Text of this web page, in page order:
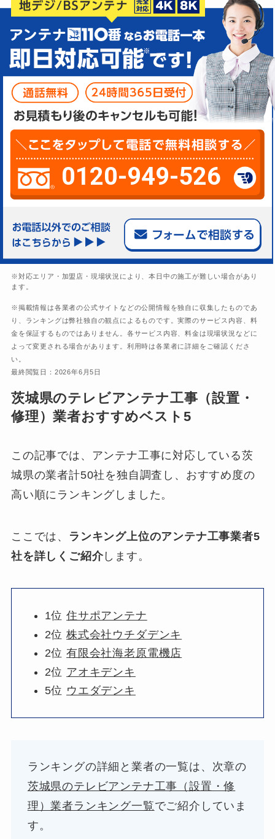
0120-949-526
※対応エリア・加盟店・現場状況により、本日中の施工が難しい場合があり
ます。
※掲載情報は各業者の公式サイトなどの公開情報を独自に収集したものであ
り、ランキングは弊社独自の観点によるものです。実際のサービス内容、料
金を保証するものではありません。各サービス内容、料金は現場状況などに
よって変更される場合があります。利用時は各業者に詳細をご確認くださ
い。
最終閲覧日：2026年6月5日
茨城県のテレビアンテナ工事（設置・
修理）業者おすすめベスト5
この記事では、アンテナ工事に対応している茨
城県の業者計50社を独自調査し、おすすめ度の
高い順にランキングしました。
ここでは、
ランキング上位のアンテナ工事業者5
社を詳しくご紹介します。
1位住サポアンテナ
2位株式会社ウチダデンキ
2位有限会社海老原電機店
2位 アオキデンキ
5位 ウエダデンキ
ランキングの詳細と業者の一覧は、次章の
茨城県のテレビアンテナ工事（設置・修
理）業者ランキング一覧でご紹介していま
す。